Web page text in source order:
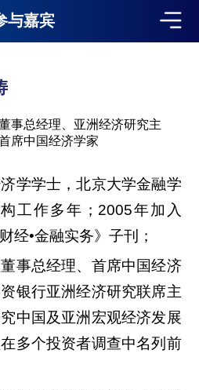
与嘉宾
事总经理、亚洲经济研究主
席中国经济学家
学士，北京大学金融学
工作多年；2005年加入
经•金融实务》子刊；
总经理、首席中国经济
银行亚洲经济研究联席主
中国及亚洲宏观经济发展
多个投资者调查中名列前